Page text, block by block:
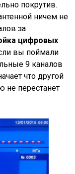
покрутив.
ничем не
за
цифровых
вы поймали
9 каналов
что другой
не перестанет